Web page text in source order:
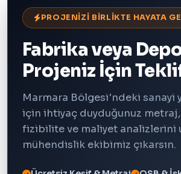
PROJENİZİ BİRLİKTE HAYATA
Fabrika veya
Projeniz İçin
Marmara Bölgesi'ndeki sanayi
için ihtiyaç duyduğunuz
fizibilite ve maliyet analizlerini
mühendislik ekibimiz çıkarsın.